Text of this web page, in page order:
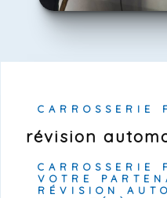
CARROSSERIE
révision
CARROSSERIE
VOTRE
RÉVISION